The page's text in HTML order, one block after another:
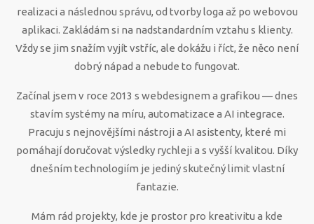
realizaci a následnou správu, od tvorby loga až po webovou
aplikaci. Zakládám si na nadstandardním vztahu s klienty.
Vždy se jim snažím vyjít vstříc, ale dokážu i říct, že něco není
dobrý nápad a nebude to fungovat.
Začínal jsem v roce 2013 s webdesignem a grafikou — dnes
stavím systémy na míru, automatizace a AI integrace.
Pracuju s nejnovějšími nástroji a AI asistenty, které mi
pomáhají doručovat výsledky rychleji a s vyšší kvalitou. Díky
dnešním technologiím je jediný skutečný limit vlastní
fantazie.
Mám rád projekty, kde je prostor pro kreativitu a kde